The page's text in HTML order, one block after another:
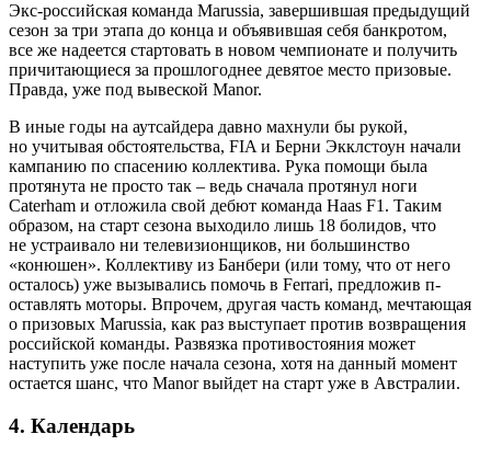
Экс-российская команда Marussia, завершившая предыдущий
сезон за три этапа до конца и объявившая себя банкротом,
все же надеется стартовать в новом чемпионате и получить
причитающиеся за прошлогоднее девятое место призовые.
Правда, уже под вывеской Manor.
В иные годы на аутсайдера давно махнули бы рукой,
но учитывая обстоятельства, FIA и Берни Экклстоун начали
кампанию по спасению коллектива. Рука помощи была
протянута не просто так – ведь сначала протянул ноги
Caterham и отложила свой дебют команда Haas F1. Таким
образом, на старт сезона выходило лишь 18 болидов, что
не устраивало ни телевизионщиков, ни большинство
«конюшен». Коллективу из Банбери (или тому, что от него
осталось) уже вызывались помочь в Ferrari, предложив п­
оставлять моторы. Впрочем, другая часть команд, мечтающая
о призовых Marussia, как раз выступает против возвращения
российской команды. Развязка противостояния может
наступить уже после начала сезона, хотя на данный момент
остается шанс, что Manor выйдет на старт уже в Австралии.
4. Календарь